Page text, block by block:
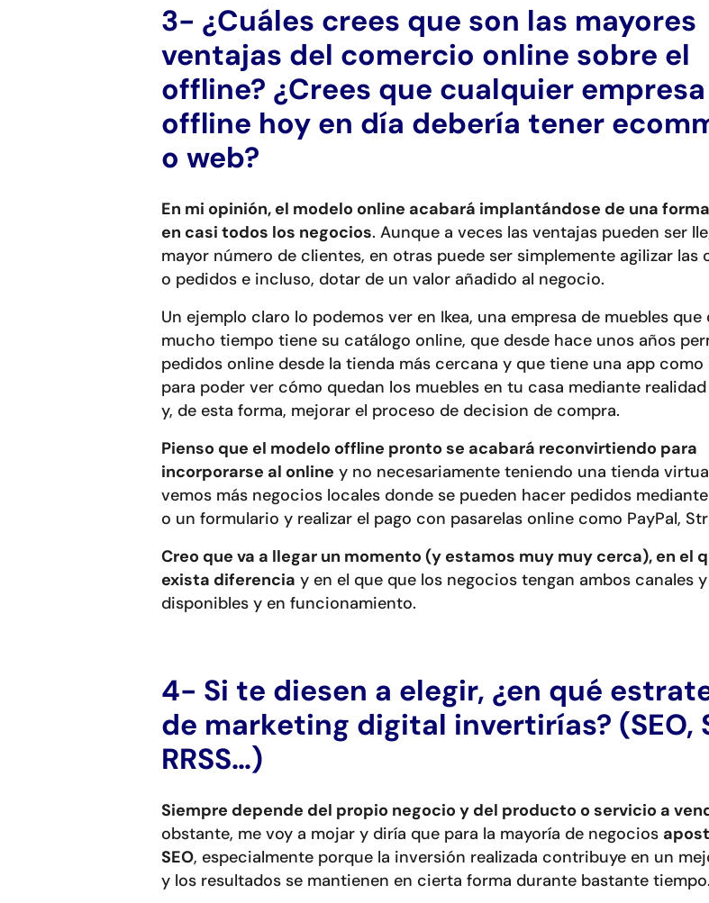
3- ¿Cuáles crees que son las mayores
ventajas del comercio online sobre el
offline? ¿Crees que cualquier empresa
offline hoy en día debería tener
o web?
En mi opinión, el modelo online acabará implantándose de una
en casi todos los negocios. Aunque a veces las ventajas pueden ser
mayor número de clientes, en otras puede ser simplemente agilizar las
o pedidos e incluso, dotar de un valor añadido al negocio.
Un ejemplo claro lo podemos ver en Ikea, una empresa de muebles que
mucho tiempo tiene su catálogo online, que desde hace unos años
pedidos online desde la tienda más cercana y que tiene una app como
para poder ver cómo quedan los muebles en tu casa mediante
y, de esta forma, mejorar el proceso de decision de compra.
Pienso que el modelo offline pronto se acabará reconvirtiendo para
incorporarse al online y no necesariamente teniendo una tienda
vemos más negocios locales donde se pueden hacer pedidos
o un formulario y realizar el pago con pasarelas online como PayPal,
Creo que va a llegar un momento (y estamos muy muy cerca), en el
exista diferencia y en el que que los negocios tengan ambos canales
disponibles y en funcionamiento.
4- Si te diesen a elegir, ¿en qué
de marketing digital invertirías? (SEO,
RRSS…)
Siempre depende del propio negocio y del producto o servicio a
obstante, me voy a mojar y diría que para la mayoría de negocios
SEO, especialmente porque la inversión realizada contribuye en un
y los resultados se mantienen en cierta forma durante bastante tiempo.